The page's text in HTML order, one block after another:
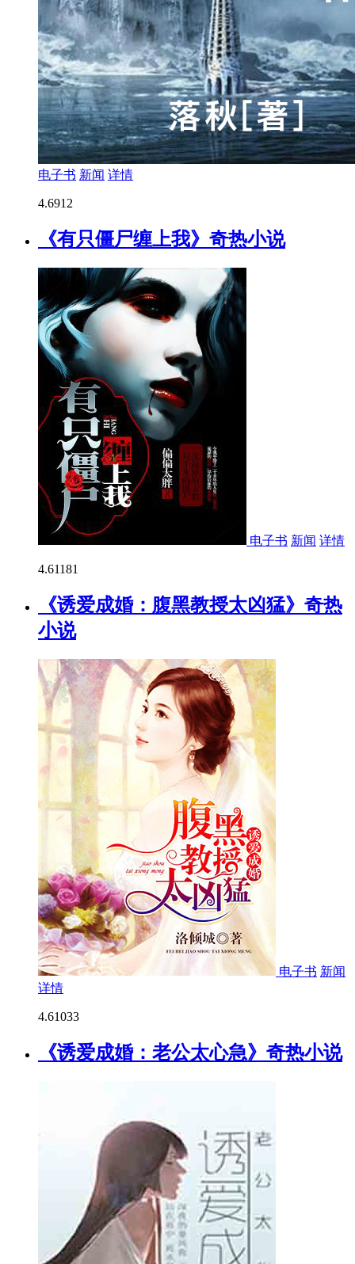
电子书 新闻 详情
4.6912
《有只僵尸缠上我》奇热小说
电子书 新闻 详情
4.61181
《诱爱成婚：腹黑教授太凶猛》奇热
小说
电子书 新闻
详情
4.61033
《诱爱成婚：老公太心急》奇热小说